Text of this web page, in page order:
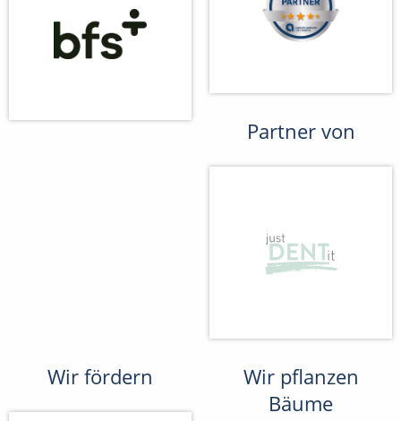
Partner von
Wir fördern
Wir pflanzen
Bäume